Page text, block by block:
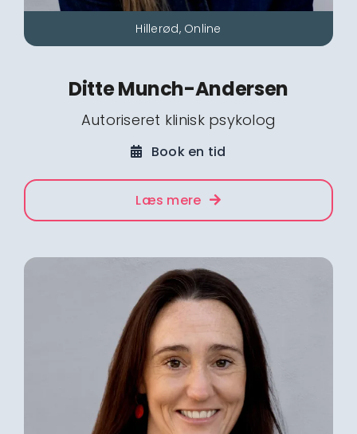
Hillerød, Online
Ditte Munch-Andersen
Autoriseret klinisk psykolog
Book en tid
Læs mere